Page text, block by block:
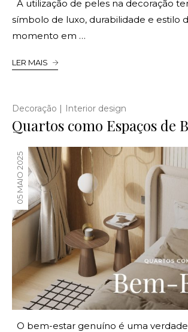
A utilização de peles na decoração
símbolo de luxo, durabilidade e estilo
momento em …
LER MAIS
Decoração | Interior design
Quartos como Espaços de
05 MAIO 2025
O bem-estar genuíno é uma